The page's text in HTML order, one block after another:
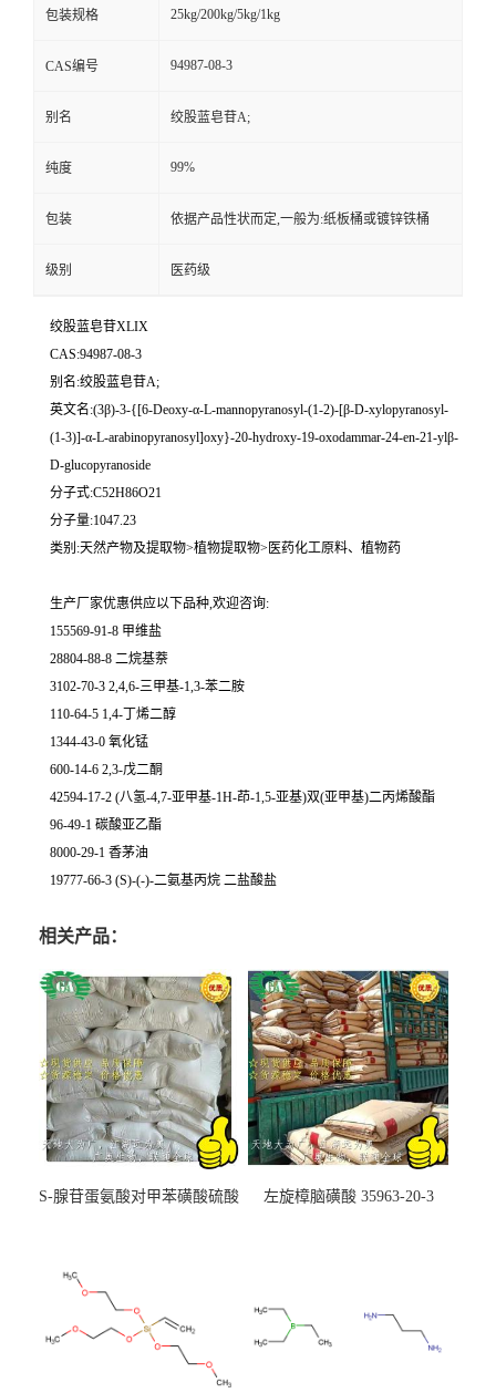
包装规格 25kg/200kg/5kg/1kg
CAS编号 94987-08-3
别名 绞股蓝皂苷A;
纯度 99%
包装 依据产品性状而定,一般为:纸板桶或镀锌铁桶
级别 医药级
绞股蓝皂苷XLIX
CAS:94987-08-3
别名:绞股蓝皂苷A;
英文名:(3β)-3-{[6-Deoxy-α-L-mannopyranosyl-(1-2)-[β-D-xylopyranosyl-
(1-3)]-α-L-arabinopyranosyl]oxy}-20-hydroxy-19-oxodammar-24-en-21-ylβ-
D-glucopyranoside
分子式:C52H86O21
分子量:1047.23
类别:天然产物及提取物>植物提取物>医药化工原料、植物药
生产厂家优惠供应以下品种,欢迎咨询:
155569-91-8 甲维盐
28804-88-8 二烷基萘
3102-70-3 2,4,6-三甲基-1,3-苯二胺
110-64-5 1,4-丁烯二醇
1344-43-0 氧化锰
600-14-6 2,3-戊二酮
42594-17-2 (八氢-4,7-亚甲基-1H-茚-1,5-亚基)双(亚甲基)二丙烯酸酯
96-49-1 碳酸亚乙酯
8000-29-1 香茅油
19777-66-3 (S)-(-)-二氨基丙烷 二盐酸盐
相关产品：
S-腺苷蛋氨酸对甲苯磺酸硫酸
左旋樟脑磺酸 35963-20-3